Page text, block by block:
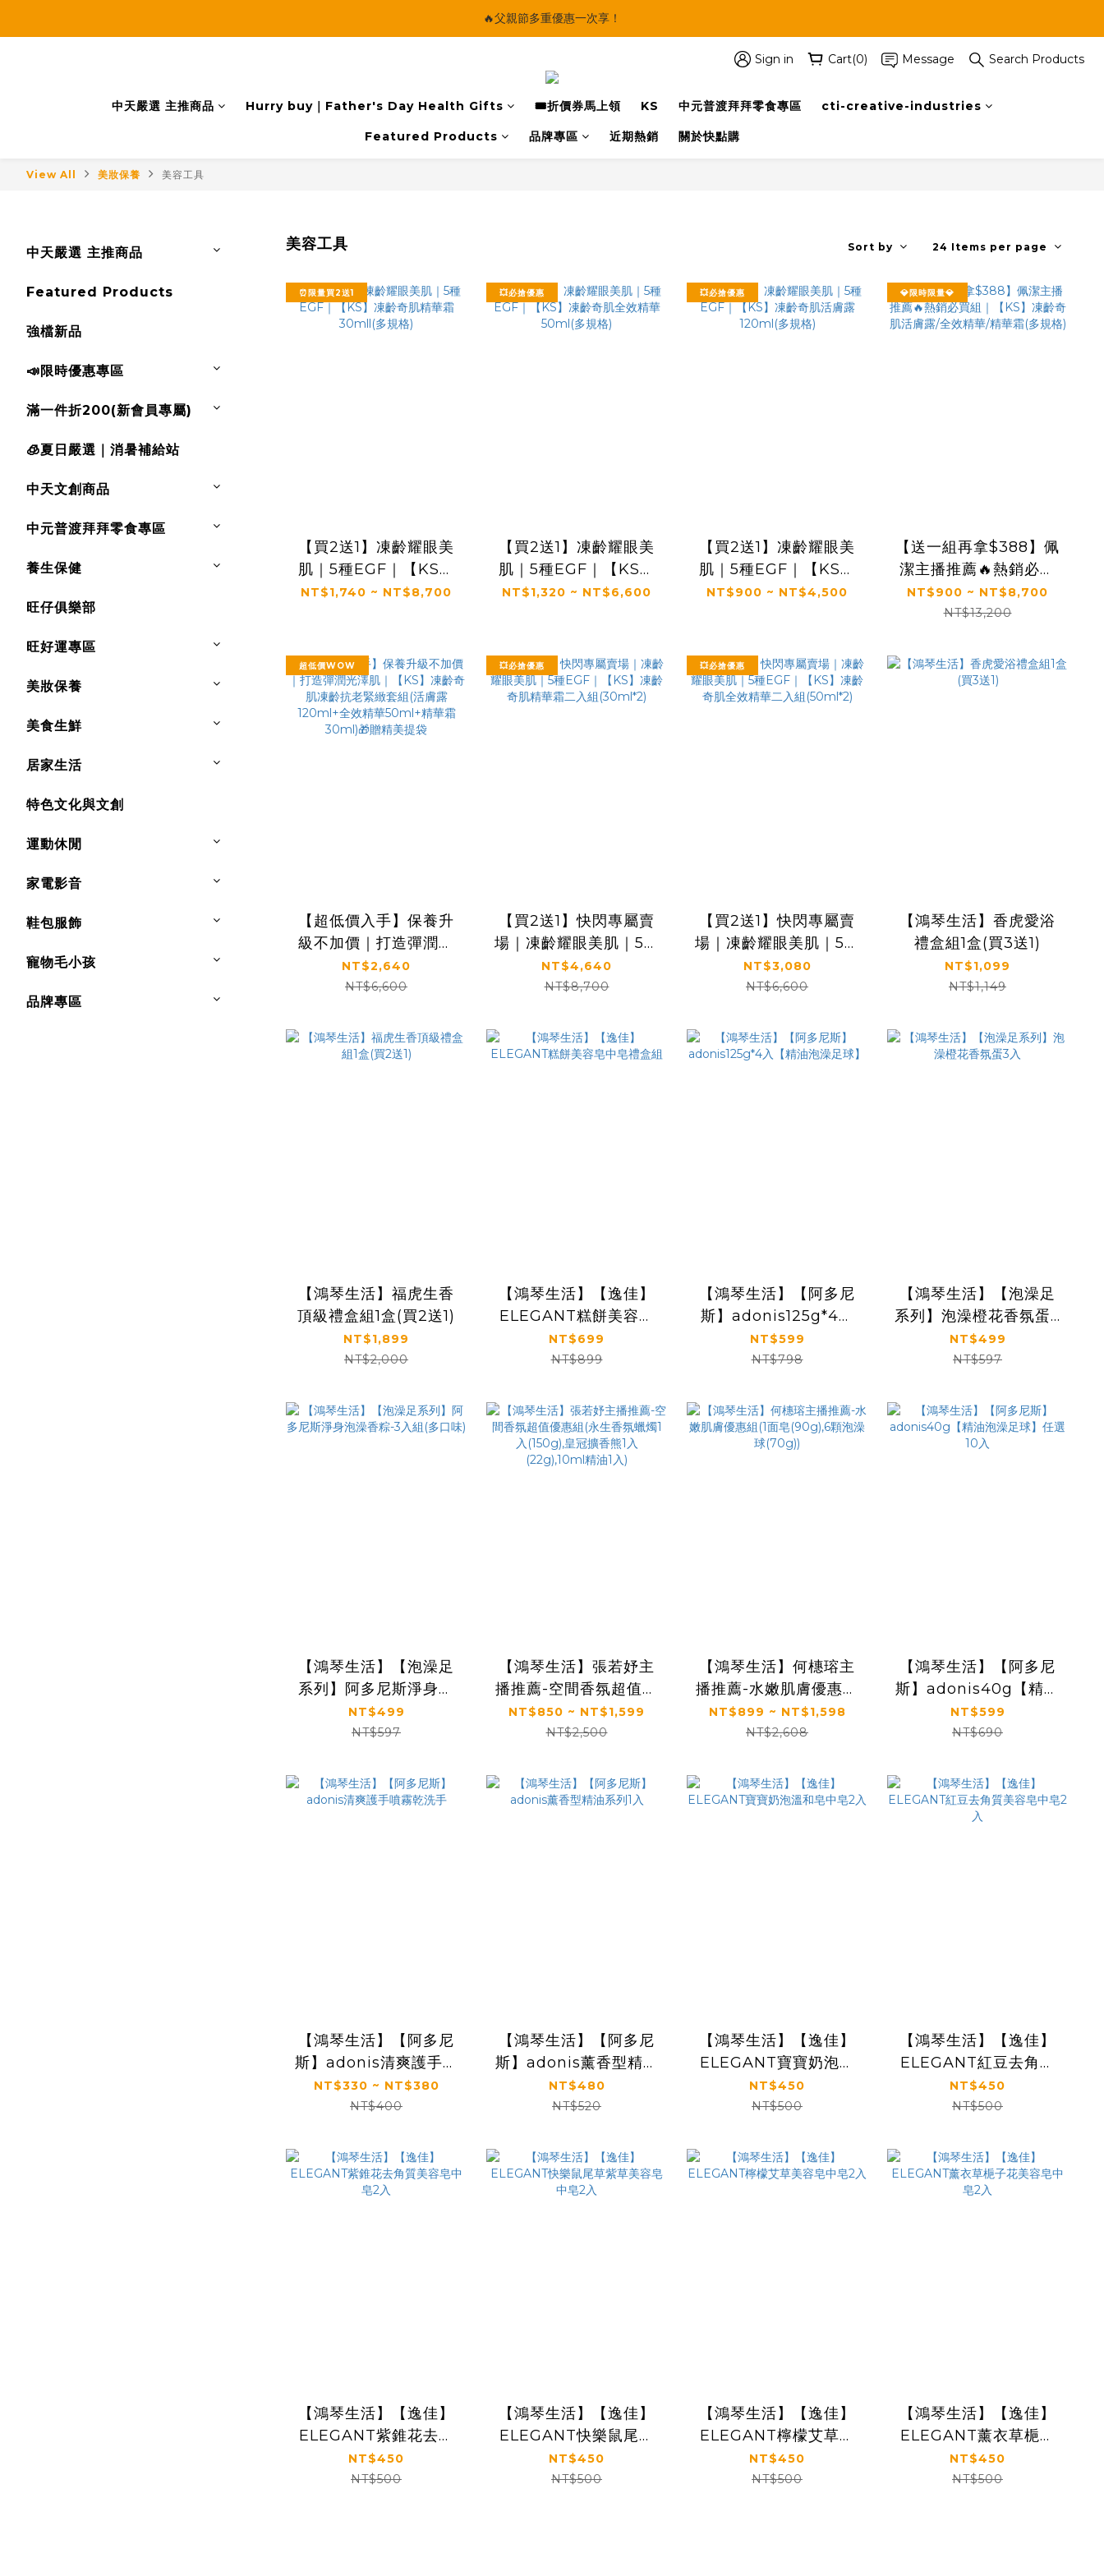
🔥父親節多重優惠一次享！
🔥父親節多重優惠一次享！
🔥父親節多重優惠一次享！
Sign in Cart(0) Message Search Products
中天嚴選 主推商品 Hurry buy｜Father's Day Health Gifts 🎟️折價券馬上領 KS 中元普渡拜拜零食專區 cti-creative-industries
Featured Products 品牌專區 近期熱銷 關於快點購
View All 美妝保養 美容工具
中天嚴選 主推商品
Featured Products
強檔新品
📣限時優惠專區
滿一件折200(新會員專屬)
🧊夏日嚴選｜消暑補給站
中天文創商品
中元普渡拜拜零食專區
養生保健
旺仔俱樂部
旺好運專區
美妝保養
美食生鮮
居家生活
特色文化與文創
運動休閒
家電影音
鞋包服飾
寵物毛小孩
品牌專區
美容工具 Sort by 24 Items per page
⏰限量買2送1
【買2送1】凍齡耀眼美
肌｜5種EGF｜【KS】
凍齡奇肌精華霜
NT$1,740 ~ NT$8,700
💥必搶優惠
【買2送1】凍齡耀眼美
肌｜5種EGF｜【KS】
凍齡奇肌全效精華
NT$1,320 ~ NT$6,600
💥必搶優惠
【買2送1】凍齡耀眼美
肌｜5種EGF｜【KS】
凍齡奇肌活膚露
NT$900 ~ NT$4,500
💎限時限量💎
【送一組再拿$388】佩
潔主播推薦🔥熱銷必買
組｜【KS】凍齡奇肌活
膚露/全效精華/精華霜
NT$900 ~ NT$8,700
NT$13,200
超低價WOW
【超低價入手】保養升
級不加價｜打造彈潤光
澤肌｜【KS】凍齡奇肌
凍齡抗老緊緻套組(活膚
50ml+精華霜30ml)🎁
贈精美提袋
NT$2,640
NT$6,600
💥必搶優惠
【買2送1】快閃專屬賣
場｜凍齡耀眼美肌｜5種
EGF｜【KS】凍齡奇肌
精華霜二入組(30ml*2)
NT$4,640
NT$8,700
💥必搶優惠
【買2送1】快閃專屬賣
場｜凍齡耀眼美肌｜5種
EGF｜【KS】凍齡奇肌
全效精華二入組
NT$3,080
NT$6,600
【鴻琴生活】香虎愛浴
禮盒組1盒(買3送1)
NT$1,099
NT$1,149
【鴻琴生活】福虎生香
頂級禮盒組1盒(買2送1)
NT$1,899
NT$2,000
【鴻琴生活】【逸佳】
ELEGANT糕餅美容皂
中皂禮盒組
NT$699
NT$899
【鴻琴生活】【阿多尼
斯】adonis125g*4入
【精油泡澡足球】
NT$599
NT$798
【鴻琴生活】【泡澡足
系列】泡澡橙花香氛蛋3
入
NT$499
NT$597
【鴻琴生活】【泡澡足
系列】阿多尼斯淨身泡
澡香粽-3入組(多口味)
NT$499
NT$597
【鴻琴生活】張若妤主
播推薦-空間香氛超值優
惠組(永生香氛蠟燭1入
(150g),皇冠擴香熊1入
NT$850 ~ NT$1,599
NT$2,500
【鴻琴生活】何橞瑢主
播推薦-水嫩肌膚優惠組
(1面皂(90g),6顆泡澡球
(70g))
NT$899 ~ NT$1,598
NT$2,608
【鴻琴生活】【阿多尼
斯】adonis40g【精油
泡澡足球】任選10入
NT$599
NT$690
【鴻琴生活】【阿多尼
斯】adonis清爽護手噴
霧乾洗手
NT$330 ~ NT$380
NT$400
【鴻琴生活】【阿多尼
斯】adonis薰香型精油
系列1入
NT$480
NT$520
【鴻琴生活】【逸佳】
ELEGANT寶寶奶泡溫
和皂中皂2入
NT$450
NT$500
【鴻琴生活】【逸佳】
ELEGANT紅豆去角質
美容皂中皂2入
NT$450
NT$500
【鴻琴生活】【逸佳】
ELEGANT紫錐花去角
質美容皂中皂2入
NT$450
NT$500
【鴻琴生活】【逸佳】
ELEGANT快樂鼠尾草
紫草美容皂中皂2入
NT$450
NT$500
【鴻琴生活】【逸佳】
ELEGANT檸檬艾草美
容皂中皂2入
NT$450
NT$500
【鴻琴生活】【逸佳】
ELEGANT薰衣草梔子
花美容皂中皂2入
NT$450
NT$500